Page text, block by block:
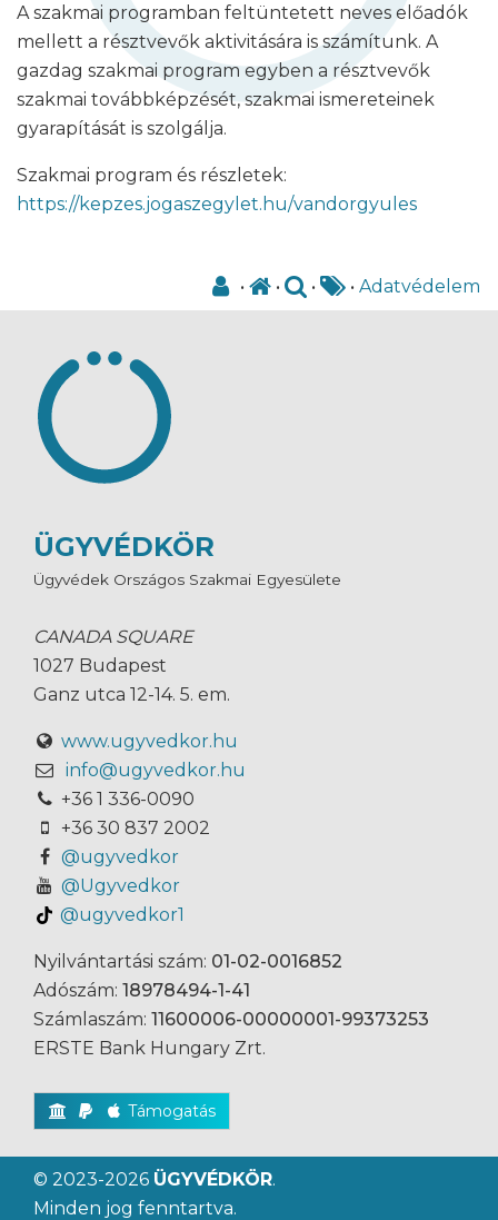
A szakmai programban feltüntetett neves előadók
mellett a résztvevők aktivitására is számítunk. A
gazdag szakmai program egyben a résztvevők
szakmai továbbképzését, szakmai ismereteinek
gyarapítását is szolgálja.
Szakmai program és részletek:
https://kepzes.jogaszegylet.hu/vandorgyules
• • • • Adatvédelem
ÜGYVÉDKÖR
Ügyvédek Országos Szakmai Egyesülete
CANADA SQUARE
1027 Budapest
Ganz utca 12-14. 5. em.
www.ugyvedkor.hu
info@ugyvedkor.hu
+36 1 336-0090
+36 30 837 2002
@ugyvedkor
@Ugyvedkor
@ugyvedkor1
Nyilvántartási szám: 01-02-0016852
Adószám: 18978494-1-41
Számlaszám: 11600006-00000001-99373253
ERSTE Bank Hungary Zrt.
Támogatás
© 2023-2026 ÜGYVÉDKÖR.
Minden jog fenntartva.